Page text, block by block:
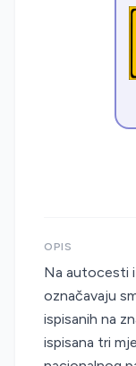
OPIS
Na autocesti i
označavaju
ispisanih na
ispisana tri